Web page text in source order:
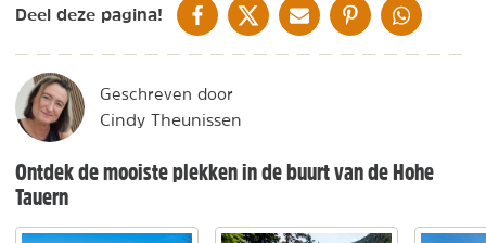
Deel deze pagina! DELEN OP FACEBOOK
DELEN OP XDELEN VIA DE MAIL
DELEN OP PINTEREST
DELEN OP
Geschreven door
Cindy Theunissen
Ontdek de mooiste plekken in de buurt van de Hohe
Tauern